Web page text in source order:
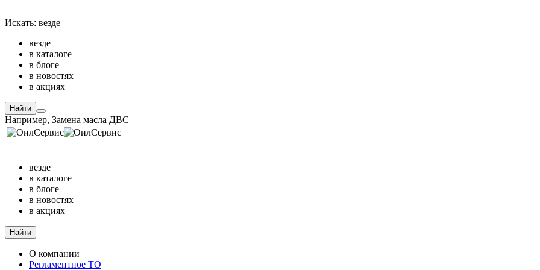
Искать: везде
везде
в каталоге
в блоге
в новостях
в акциях
Найти
Например, Замена масла ДВС
везде
в каталоге
в блоге
в новостях
в акциях
Найти
О компании
Регламентное ТО